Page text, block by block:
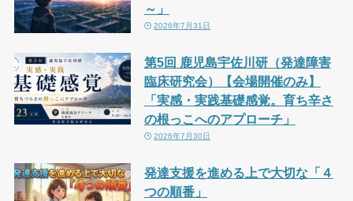
～」
2026年7月31日
第5回 鹿児島宇佐川研（発達障害
臨床研究会）【会場開催のみ】
「実感・実践基礎感覚。育ち辛さ
の根っこへのアプローチ」
2026年7月30日
発達支援を進める上で大切な「４
つの順番」